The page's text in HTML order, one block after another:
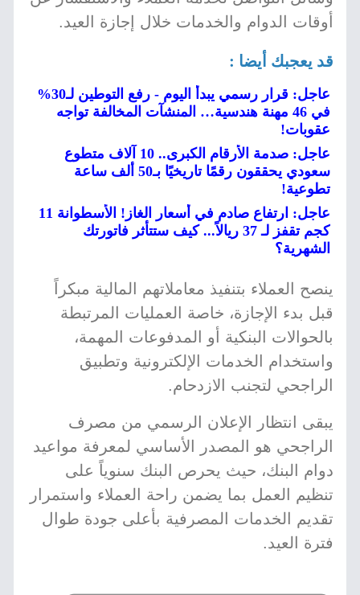
أوقات الدوام والخدمات خلال إجازة العيد.
قد يعجبك أيضا :
عاجل: قرار رسمي يبدأ اليوم - رفع التوطين لـ30%
في 46 مهنة هندسية… المنشآت المخالفة تواجه
عقوبات!
عاجل: صدمة الأرقام الكبرى.. 10 آلاف متطوع
سعودي يحققون رقمًا تاريخيًا بـ50 ألف ساعة
تطوعية!
عاجل: ارتفاع صادم في أسعار الغاز! الأسطوانة 11
كجم تقفز لـ 37 ريالاً... كيف ستتأثر فاتورتك
الشهرية؟
ينصح العملاء بتنفيذ معاملاتهم المالية مبكراً
قبل بدء الإجازة، خاصة العمليات المرتبطة
بالحوالات البنكية أو المدفوعات المهمة،
واستخدام الخدمات الإلكترونية وتطبيق
الراجحي لتجنب الازدحام.
يبقى انتظار الإعلان الرسمي من مصرف
الراجحي هو المصدر الأساسي لمعرفة مواعيد
دوام البنك، حيث يحرص البنك سنوياً على
تنظيم العمل بما يضمن راحة العملاء واستمرار
تقديم الخدمات المصرفية بأعلى جودة طوال
فترة العيد.